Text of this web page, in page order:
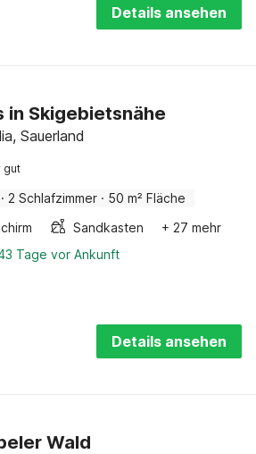
Details ansehen
in Skigebietsnähe
Sauerland
gut
· 2 Schlafzimmer · 50 m² Fläche
Sandkasten
+ 27 mehr
Tage vor Ankunft
Details ansehen
Wald